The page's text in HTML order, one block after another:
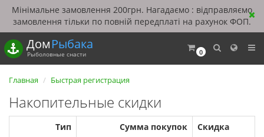
Мінімальне замовлення 200грн. Нагадаємо : відправляємо
замовлення тільки по повній передплаті на рахунок ФОП.
0
ДомРыбака
Рыболовные снасти
Главная Быстрая регистрация
Накопительные скидки
Тип Сумма покупок
Скидка